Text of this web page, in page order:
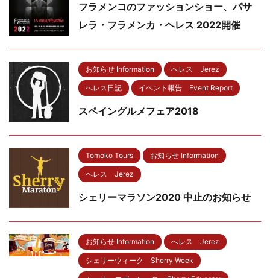
フラメンコのファッションショー、パサ
レラ・フラメンカ・ヘレス 2022開催
お知らせ Information へレス Jerez
へレス日記 イベント報告 Event Report
スペイングルメフェア2018
Tomoko Tours お知らせ Information
へレス Jerez
シェリーマラソン2020 中止のお知らせ
お知らせ Information へレス Jerez
シェリーウィーク Sherry Week